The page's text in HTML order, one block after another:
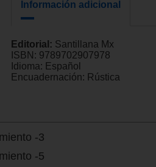
Información adicional
Editorial: Santillana Mx
ISBN: 9789702907978
Idioma: Español
Encuadernación: Rústica
-3
-5